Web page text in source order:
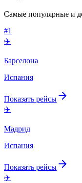
Самые популярные и
#1
✈️
Барселона
Испания
Показать рейсы
✈️
Мадрид
Испания
Показать рейсы
✈️